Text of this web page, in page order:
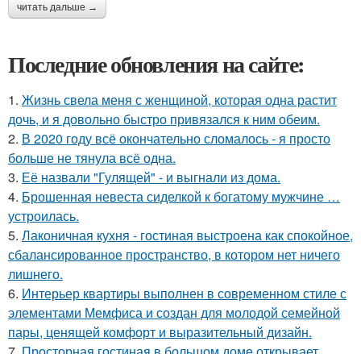
читать дальше →
Последние обновления на сайте:
1. Жизнь свела меня с женщиной, которая одна растит
дочь, и я довольно быстро привязался к ним обеим.
2. В 2020 году всё окончательно сломалось - я просто
больше не тянула всё одна.
3. Её назвали "Гулящей" - и выгнали из дома.
4. Брошенная невеста сиделкой к богатому мужчине …
устроилась.
5. Лаконичная кухня - гостиная выстроена как спокойное,
сбалансированное пространство, в котором нет ничего
лишнего.
6. Интерьер квартиры выполнен в современном стиле с
элементами Мемфиса и создан для молодой семейной
пары, ценящей комфорт и выразительный дизайн.